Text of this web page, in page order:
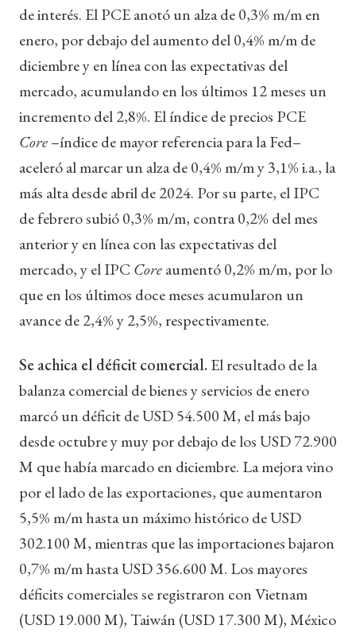
de interés. El PCE anotó un alza de 0,3% m/m en
enero, por debajo del aumento del 0,4% m/m de
diciembre y en línea con las expectativas del
mercado, acumulando en los últimos 12 meses un
incremento del 2,8%. El índice de precios PCE
Core–índice de mayor referencia para la Fed–
aceleró al marcar un alza de 0,4% m/m y 3,1% i.a., la
más alta desde abril de 2024. Por su parte, el IPC
de febrero subió 0,3% m/m, contra 0,2% del mes
anterior y en línea con las expectativas del
mercado, y el IPC Coreaumentó 0,2% m/m, por lo
que en los últimos doce meses acumularon un
avance de 2,4% y 2,5%, respectivamente.
Se achica el déficit comercial. El resultado de la
balanza comercial de bienes y servicios de enero
marcó un déficit de USD 54.500 M, el más bajo
desde octubre y muy por debajo de los USD 72.900
M que había marcado en diciembre. La mejora vino
por el lado de las exportaciones, que aumentaron
5,5% m/m hasta un máximo histórico de USD
302.100 M, mientras que las importaciones bajaron
0,7% m/m hasta USD 356.600 M. Los mayores
déficits comerciales se registraron con Vietnam
(USD 19.000 M), Taiwán (USD 17.300 M), México